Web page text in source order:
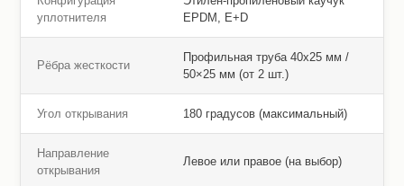
уплотнителя
EPDM, E+D
Рёбра жесткости
Профильная труба 40х25 мм /
50×25 мм (от 2 шт.)
Угол открывания 180 градусов (максимальный)
Направление
открывания
Левое или правое (на выбор)